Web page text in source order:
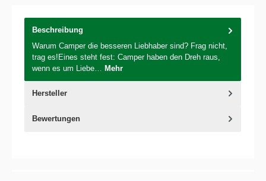
Beschreibung
Warum Camper die besseren Liebhaber sind? Frag nicht,
trag es!Eines steht fest: Camper haben den Dreh raus,
wenn es um Liebe… Mehr
Hersteller
Bewertungen